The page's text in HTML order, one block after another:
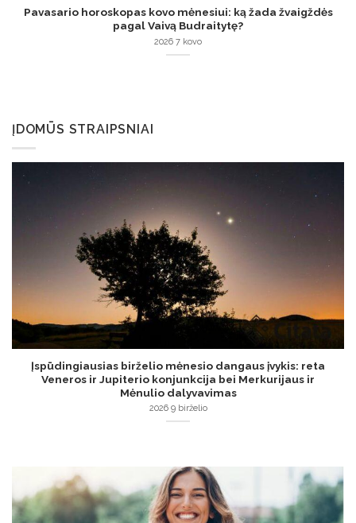
Pavasario horoskopas kovo mėnesiui: ką žada žvaigždės
pagal Vaivą Budraitytę?
2026 7 kovo
ĮDOMŪS STRAIPSNIAI
Įspūdingiausias birželio mėnesio dangaus įvykis: reta
Veneros ir Jupiterio konjunkcija bei Merkurijaus ir
Mėnulio dalyvavimas
2026 9 birželio